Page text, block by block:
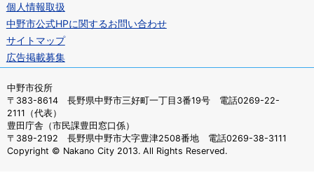
個人情報取扱
中野市公式HPに関するお問い合わせ
サイトマップ
広告掲載募集
中野市役所
〒383-8614 長野県中野市三好町一丁目3番19号 電話0269-22-
2111（代表）
豊田庁舎（市民課豊田窓口係）
〒389-2192 長野県中野市大字豊津2508番地 電話0269-38-3111
Copyright © Nakano City 2013. All Rights Reserved.